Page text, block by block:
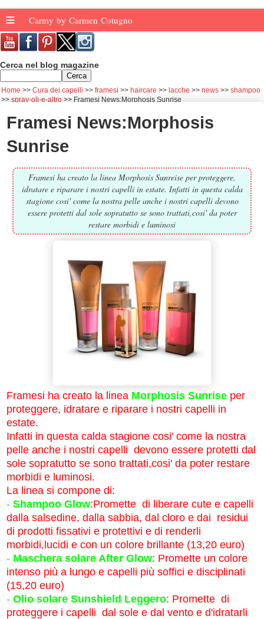
≡ Carmy by Carmen Cotugno
Cerca nel blog magazine
Home Cura dei capelli framesi haircare lacche news
shampoo
spray-oli-e-altro
Framesi News:Morphosis Sunrise
Framesi News:Morphosis
Sunrise
Framesi ha creato la linea Morphosis Sunreise per proteggere,
idratare e riparare i nostri capelli in estate. Infatti in questa calda
stagione cosi' come la nostra pelle anche i nostri capelli devono
essere protetti dal sole sopratutto se sono trattati,cosi' da poter
restare morbidi e luminosi
Framesi ha creato la linea Morphosis Sunrise per
proteggere, idratare e riparare i nostri capelli in
estate.
Infatti in questa calda stagione cosi' come la nostra
pelle anche i nostri capelli devono essere protetti dal
sole sopratutto se sono trattati,cosi' da poter restare
morbidi e luminosi.
La linea si compone di:
- Shampoo Glow:Promette di liberare cute e capelli
dalla salsedine, dalla sabbia, dal cloro e dai residui
di prodotti fissativi e protettivi e di renderli
morbidi,lucidi e con un colore brillante (13,20 euro)
- Maschera solare After Glow: Promette un colore
intenso più a lungo e capelli più soffici e disciplinati
(15,20 euro)
- Olio solare Sunshield Leggero: Promette di
proteggere i capelli dal sole e dal vento e d'idratarli